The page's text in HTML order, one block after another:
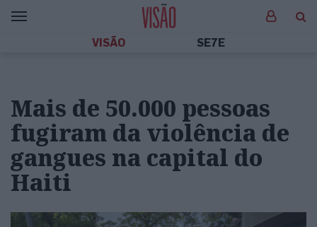
VISÃO SE7E
Mais de 50.000 pessoas
fugiram da violência de
gangues na capital do
Haiti